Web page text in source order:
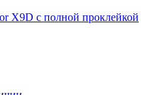
X9D с полной проклейкой